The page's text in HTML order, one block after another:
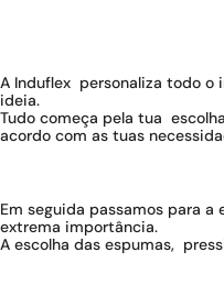
A Induflex personaliza todo o
ideia.
Tudo começa pela tua
acordo com as tuas
Em seguida passamos para
extrema importância.
A escolha das espumas,